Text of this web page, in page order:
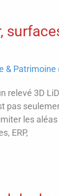
& Patrimoine
3D
les
ERP,